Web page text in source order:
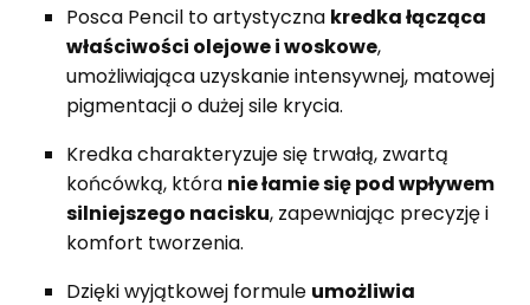
Posca Pencil to artystyczna kredka łącząca
właściwości olejowe i woskowe,
umożliwiająca uzyskanie intensywnej, matowej
pigmentacji o dużej sile krycia.
Kredka charakteryzuje się trwałą, zwartą
końcówką, która nie łamie się pod wpływem
silniejszego nacisku, zapewniając precyzję i
komfort tworzenia.
Dzięki wyjątkowej formule umożliwia